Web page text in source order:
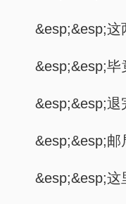
&esp;&esp;这
&esp;&esp;毕
&esp;&esp;退
&esp;&esp;邮
&esp;&esp;这